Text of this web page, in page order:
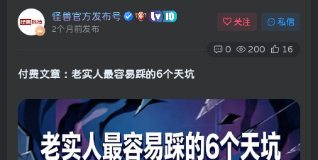
怪兽官方发布号
2个月前发布
关注 私信
0 200 16
付费文章：老实人最容易踩的6个天坑